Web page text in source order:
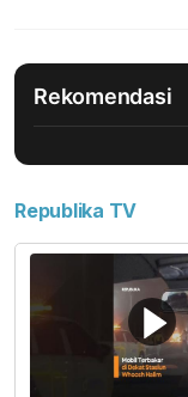
Rekomendasi
Republika TV